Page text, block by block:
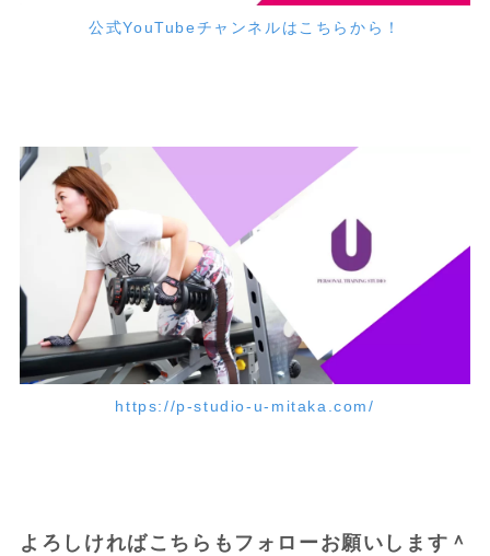
公式YouTubeチャンネルはこちらから！
https://p-studio-u-mitaka.com/
よろしければこちらもフォローお願いします＾